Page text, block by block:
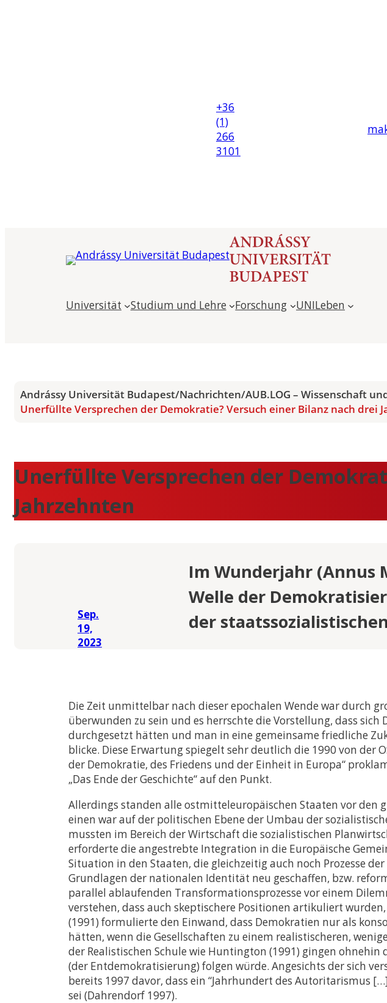
+36
(1)
266
3101
Universität Studium und Lehre Forschung
UNILeben
Andrássy Universität Budapest/Nachrichten/AUB.LOG – Wissenschaft
Unerfüllte Versprechen der Demokratie? Versuch einer Bilanz nach drei
Unerfüllte Versprechen der
Jahrzehnten
Sep.
19,
2023
Im Wunderjahr (Annus
Welle der
der
Die Zeit unmittelbar nach dieser epochalen Wende war durch
überwunden zu sein und es herrschte die Vorstellung, dass
durchgesetzt hätten und man in eine gemeinsame friedliche
blicke. Diese Erwartung spiegelt sehr deutlich die 1990 von der
der Demokratie, des Friedens und der Einheit in Europa“
„Das Ende der Geschichte“ auf den Punkt.
Allerdings standen alle ostmitteleuropäischen Staaten vor
einen war auf der politischen Ebene der Umbau der
mussten im Bereich der Wirtschaft die sozialistischen
erforderte die angestrebte Integration in die Europäische
Situation in den Staaten, die gleichzeitig auch noch Prozesse
Grundlagen der nationalen Identität neu geschaffen, bzw.
parallel ablaufenden Transformationsprozesse vor einem
verstehen, dass auch skeptischere Positionen artikuliert
(1991) formulierte den Einwand, dass Demokratien nur als
hätten, wenn die Gesellschaften zu einem realistischeren,
der Realistischen Schule wie Huntington (1991) gingen
(der Entdemokratisierung) folgen würde. Angesichts der sich
bereits 1997 davor, dass ein “Jahrhundert des Autoritarismus
sei (Dahrendorf 1997).